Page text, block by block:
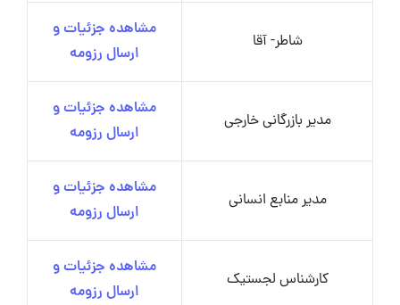
شاطر- آقا
مشاهده جزئیات و
ارسال رزومه
مدیر بازرگانی خارجی
مشاهده جزئیات و
ارسال رزومه
مدیر منابع انسانی
مشاهده جزئیات و
ارسال رزومه
کارشناس لجستیک
مشاهده جزئیات و
ارسال رزومه